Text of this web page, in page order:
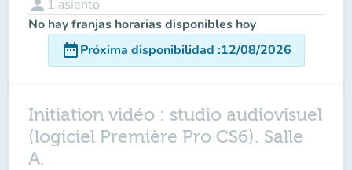
person 1 asiento
No hay franjas horarias disponibles hoy
date_rangePróxima disponibilidad :12/08/2026
Initiation vidéo : studio audiovisuel
(logiciel Première Pro CS6). Salle
A.